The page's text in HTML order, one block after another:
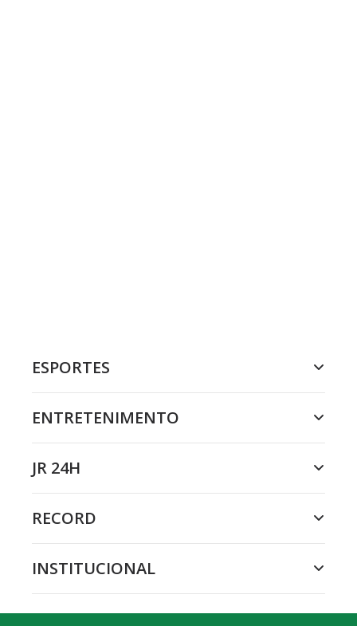
ESPORTES
ENTRETENIMENTO
JR 24H
RECORD
INSTITUCIONAL